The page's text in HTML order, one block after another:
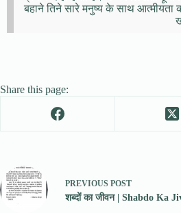
बहाने तिने सारे मनुष्य के साथ आत्मीयता
Share this page:
PREVIOUS POST
शब्दों का जीवन | Shabdo Ka